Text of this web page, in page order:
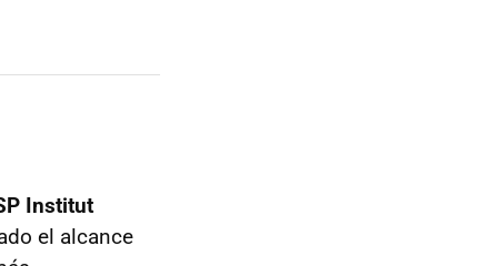
Institut
el alcance